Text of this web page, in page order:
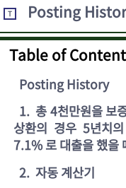
T Posting
Table of
Posting History
1. 총 4천만원을 보
상환의 경우 5년치
7.1% 로 대출을 했을
2. 자동 계산기